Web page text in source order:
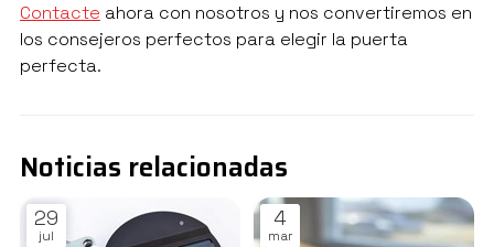
Contacte ahora con nosotros y nos convertiremos en
los consejeros perfectos para elegir la puerta
perfecta.
Noticias relacionadas
29
jul
4
mar